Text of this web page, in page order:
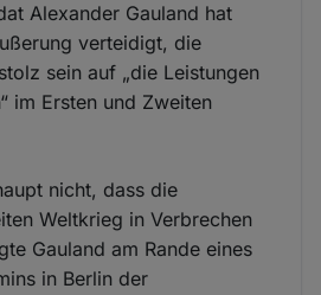
Alexander Gauland hat
verteidigt, die
sein auf „die Leistungen
im Ersten und Zweiten
nicht, dass die
Weltkrieg in Verbrechen
Gauland am Rande eines
in Berlin der